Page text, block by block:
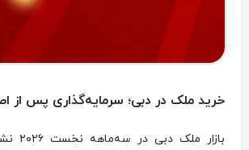
خرید ملک در دبی؛ سرمایه‌گذاری پس از